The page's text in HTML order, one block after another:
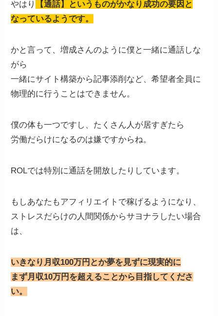
やはり
【通話】というものがかなり成功の要因と
なっているようです。
かと言って、増成さんのように僕と一緒に通話しな
がら
一緒にサイト構築から記事添削など、希望者全員に
物理的に行うことはできません。
僕の体も一つですし、たくさん人が居すぎたら
労働だらけになるのは嫌ですからね。
ROLでは特別に通話を開放したりしています。
もしあなたもアフィリエイトで稼げるようになり、
ストレスだらけの人間関係からサヨナラしたい場合
は、
いきなり月収100万円とか夢を見ずに現実的に
まず月収10万円を超えることから目指してくださ
い。